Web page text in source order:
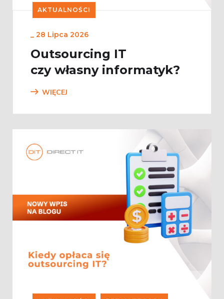
AKTUALNOŚCI
_ 28 Lipca 2026
Outsourcing IT
czy własny informatyk?
WIĘCEJ